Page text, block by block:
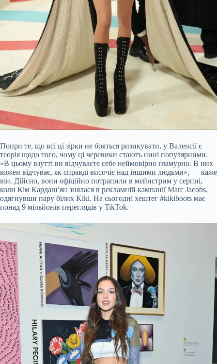
Попри те, що всі ці зірки не бояться ризикувати, у Валенсії є
теорія щодо того, чому ці черевики стають нині популярними.
«В цьому взутті ви відчуваєте себе неймовірно гламурно. В них
кожен відчуває, як справді височіє над іншими людьми», — каже
він. Дійсно, вони офіційно потрапили в мейнстрим у серпні,
коли Кім Кардаш’ян знялася в рекламній кампанії Marc Jacobs,
одягнувши пару білих Kiki. На сьогодні хештег #kikiboots має
понад 9 мільйонів переглядів у TikTok.